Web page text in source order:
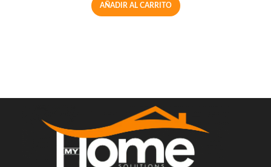
AÑADIR AL CARRITO